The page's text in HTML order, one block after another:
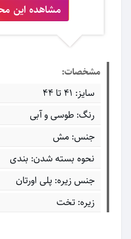
مشاهده این
مشخصات:
سایز: 41 تا 44
رنگ: طوسی و آبی
جنس: مش
نحوه بسته شدن: بندی
جنس زیره: پلی اورتان
زیره: تخت